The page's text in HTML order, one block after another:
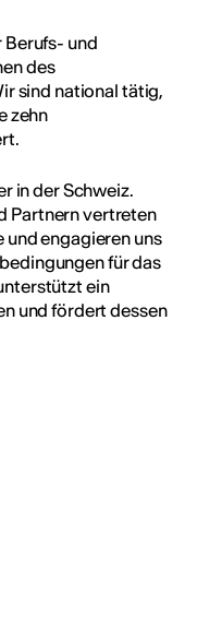
Berufs- und
des
sind national tätig,
zehn
in der Schweiz.
Partnern vertreten
engagieren uns
für das
ein
und fördert dessen